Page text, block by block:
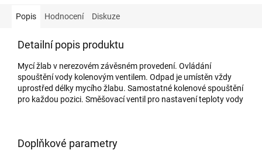
Popis Hodnocení Diskuze
Detailní popis produktu
Mycí žlab v nerezovém závěsném provedení. Ovládání
spouštění vody kolenovým ventilem. Odpad je umístěn vždy
uprostřed délky mycího žlabu. Samostatné kolenové spouštění
pro každou pozici. Směšovací ventil pro nastavení teploty vody
Doplňkové parametry